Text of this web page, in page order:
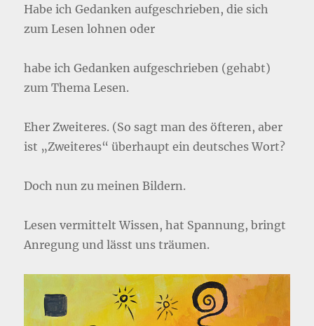
Habe ich Gedanken aufgeschrieben, die sich
zum Lesen lohnen oder
habe ich Gedanken aufgeschrieben (gehabt)
zum Thema Lesen.
Eher Zweiteres. (So sagt man des öfteren, aber
ist „Zweiteres“ überhaupt ein deutsches Wort?
Doch nun zu meinen Bildern.
Lesen vermittelt Wissen, hat Spannung, bringt
Anregung und lässt uns träumen.